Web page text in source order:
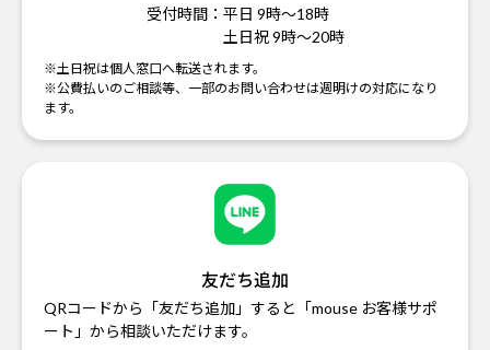
受付時間： 平日 9時～18時
土日祝 9時～20時
※土日祝は個人窓口へ転送されます。
※公費払いのご相談等、一部のお問い合わせは週明けの対応になり
ます。
友だち追加
QRコードから「友だち追加」すると「mouse お客様サポ
ート」から相談いただけます。